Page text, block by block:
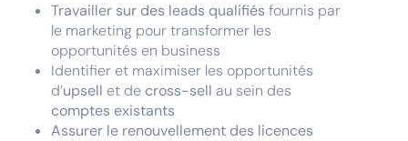
Travailler sur des leads qualifiés fournis par
le marketing pour transformer les
opportunités en business
Identifier et maximiser les opportunités
d’upsell et de cross-sell au sein des
comptes existants
Assurer le renouvellement des licences